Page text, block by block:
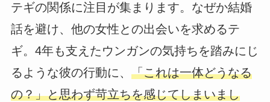
テギの関係に注目が集まります。なぜか結婚
話を避け、他の女性との出会いを求めるテ
ギ。4年も支えたウンガンの気持ちを踏みにじ
るような彼の行動に、 「これは一体どうなる
の？」と思わず苛立ちを感じてしまいまし